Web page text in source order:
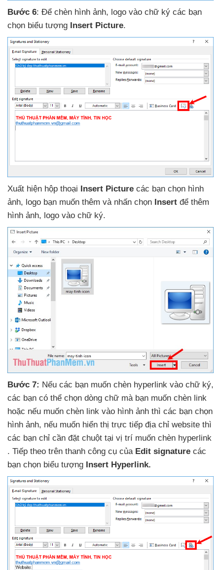
Bước 6: Để chèn hình ảnh, logo vào chữ ký các bạn
chọn biểu tượng Insert Picture.
Xuất hiện hộp thoại Insert Picture các bạn chọn hình
ảnh, logo bạn muốn thêm và nhấn chọn Insert để thêm
hình ảnh, logo vào chữ ký.
Bước 7: Nếu các bạn muốn chèn hyperlink vào chữ ký,
các bạn có thể chọn dòng chữ mà bạn muốn chèn link
hoặc nếu muốn chèn link vào hình ảnh thì các bạn chọn
hình ảnh, nếu muốn hiển thị trực tiếp địa chỉ website thì
các bạn chỉ cần đặt chuột tại vị trí muốn chèn hyperlink
. Tiếp theo trên thanh công cụ của Edit signature các
bạn chọn biểu tượng Insert Hyperlink.